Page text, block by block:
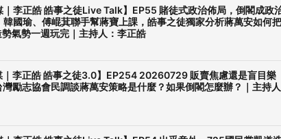
Powered byFirstory
｜李正皓 皓事之徒Live Talk】EP55 賭徒式政治佈局，倒閣成政
韓國瑜、傅崐萁聯手幫蔣寶上課，皓事之徒獨家分析蔣萬安如何把
氣勢一週玩完｜主持人：李正皓
｜李正皓 皓事之徒3.0】EP254 20260729 販賣焦慮還是盲目樂
勵志協會民調談蔣萬安策略是什麼？如果倒閣怎麼辦？｜主持人